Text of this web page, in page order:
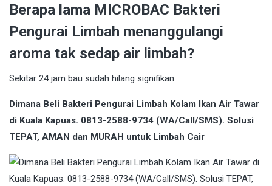
Berapa lama MICROBAC Bakteri
Pengurai Limbah menanggulangi
aroma tak sedap air limbah?
Sekitar 24 jam bau sudah hilang signifikan.
Dimana Beli Bakteri Pengurai Limbah Kolam Ikan Air Tawar
di Kuala Kapuas. 0813-2588-9734 (WA/Call/SMS). Solusi
TEPAT, AMAN dan MURAH untuk Limbah Cair